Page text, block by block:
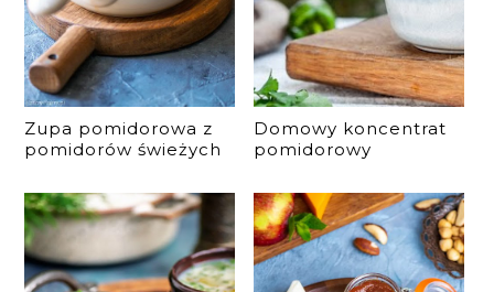
Zupa pomidorowa z
pomidorów świeżych
Domowy koncentrat
pomidorowy